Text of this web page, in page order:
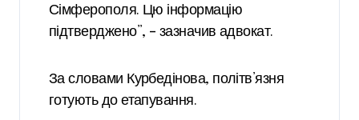
Сімферополя. Цю інформацію
підтверджено”, – зазначив адвокат.
За словами Курбедінова, політв’язня
готують до етапування.